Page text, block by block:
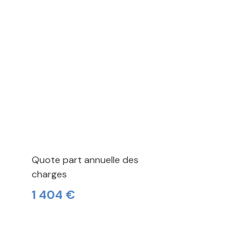
Quote part annuelle des
charges
1 404 €